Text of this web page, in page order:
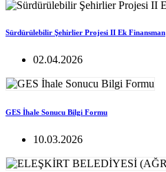
Sürdürülebilir Şehirlier Projesi II Ek Finansman
02.04.2026
GES İhale Sonucu Bilgi Formu
10.03.2026